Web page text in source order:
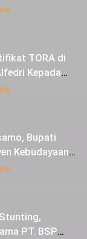
TORA di
Kepada
Bupati
Kebudayaan
Siak
PT. BSP